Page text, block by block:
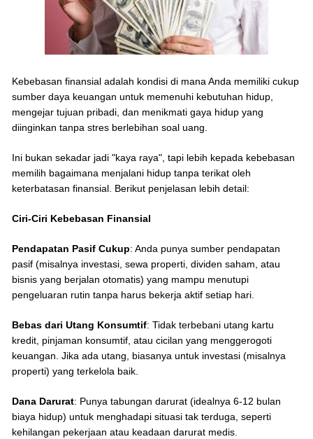
Kebebasan finansial adalah kondisi di mana Anda memiliki cukup
sumber daya keuangan untuk memenuhi kebutuhan hidup,
mengejar tujuan pribadi, dan menikmati gaya hidup yang
diinginkan tanpa stres berlebihan soal uang.
Ini bukan sekadar jadi "kaya raya", tapi lebih kepada kebebasan
memilih bagaimana menjalani hidup tanpa terikat oleh
keterbatasan finansial. Berikut penjelasan lebih detail:
Ciri-Ciri Kebebasan Finansial
Pendapatan Pasif Cukup: Anda punya sumber pendapatan
pasif (misalnya investasi, sewa properti, dividen saham, atau
bisnis yang berjalan otomatis) yang mampu menutupi
pengeluaran rutin tanpa harus bekerja aktif setiap hari.
Bebas dari Utang Konsumtif: Tidak terbebani utang kartu
kredit, pinjaman konsumtif, atau cicilan yang menggerogoti
keuangan. Jika ada utang, biasanya untuk investasi (misalnya
properti) yang terkelola baik.
Dana Darurat: Punya tabungan darurat (idealnya 6-12 bulan
biaya hidup) untuk menghadapi situasi tak terduga, seperti
kehilangan pekerjaan atau keadaan darurat medis.